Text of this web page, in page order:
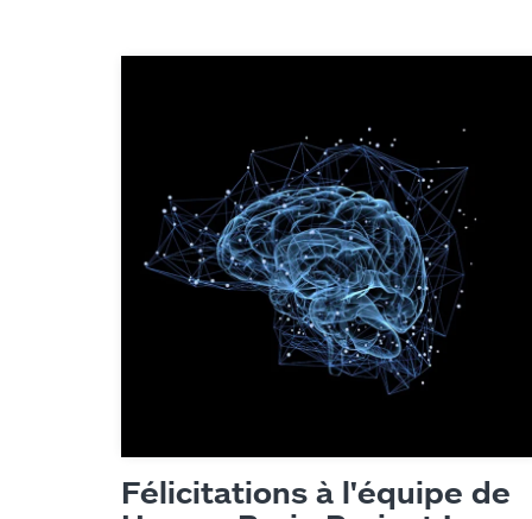
Agence
Expertises
Félicitations à l'équipe de